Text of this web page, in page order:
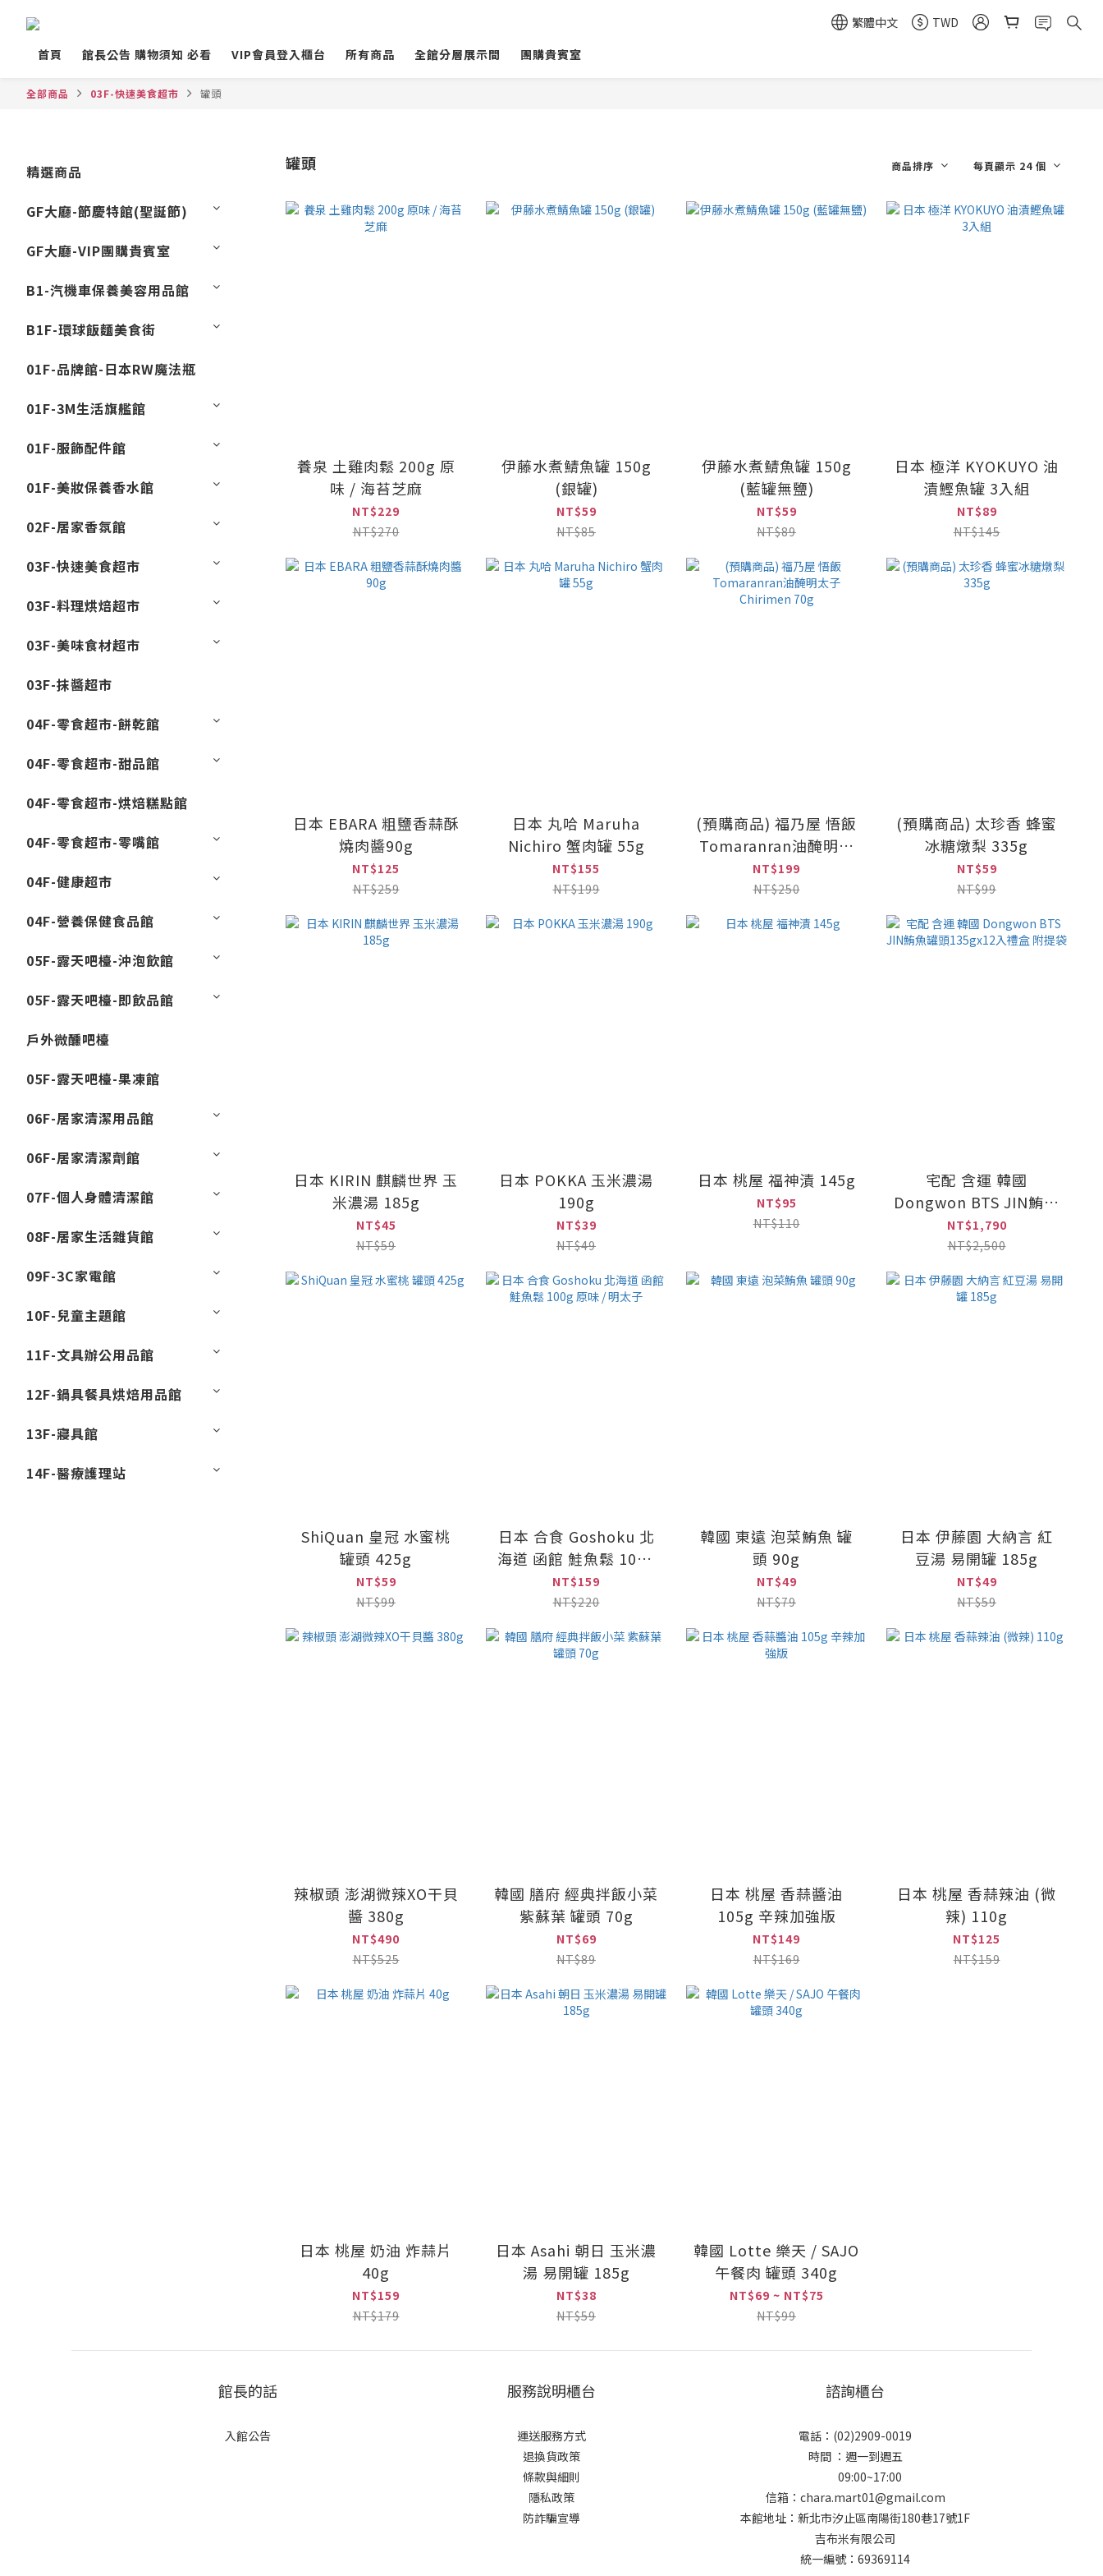
繁體中文
TWD
首頁
館長公告 購物須知 必看 VIP會員登入櫃台 所有商品 全館分層展示間 團購貴賓室
全部商品 03F-快速美食超市 罐頭
精選商品
GF大廳-節慶特館(聖誕節)
GF大廳-VIP團購貴賓室
B1-汽機車保養美容用品館
B1F-環球飯麵美食街
01F-品牌館-日本RW魔法瓶
01F-3M生活旗艦館
01F-服飾配件館
01F-美妝保養香水館
02F-居家香氛館
03F-快速美食超市
03F-料理烘焙超市
03F-美味食材超市
03F-抹醬超市
04F-零食超市-餅乾館
04F-零食超市-甜品館
04F-零食超市-烘焙糕點館
04F-零食超市-零嘴館
04F-健康超市
04F-營養保健食品館
05F-露天吧檯-沖泡飲館
05F-露天吧檯-即飲品館
戶外微醺吧檯
05F-露天吧檯-果凍館
06F-居家清潔用品館
06F-居家清潔劑館
07F-個人身體清潔館
08F-居家生活雜貨館
09F-3C家電館
10F-兒童主題館
11F-文具辦公用品館
12F-鍋具餐具烘焙用品館
13F-寢具館
14F-醫療護理站
罐頭 商品排序 每頁顯示 24 個
養泉 土雞肉鬆 200g 原
味 / 海苔芝麻
NT$229
NT$270
伊藤水煮鯖魚罐 150g
(銀罐)
NT$59
NT$85
伊藤水煮鯖魚罐 150g
(藍罐無鹽)
NT$59
NT$89
日本 極洋 KYOKUYO 油
漬鰹魚罐 3入組
NT$89
NT$145
日本 EBARA 粗鹽香蒜酥
燒肉醬90g
NT$125
NT$259
日本 丸哈 Maruha
Nichiro 蟹肉罐 55g
NT$155
NT$199
(預購商品) 福乃屋 悟飯
Tomaranran油醃明太
子 Chirimen 70g
NT$199
NT$250
(預購商品) 太珍香 蜂蜜
冰糖燉梨 335g
NT$59
NT$99
日本 KIRIN 麒麟世界 玉
米濃湯 185g
NT$45
NT$59
日本 POKKA 玉米濃湯
190g
NT$39
NT$49
日本 桃屋 福神漬 145g
NT$95
NT$110
宅配 含運 韓國
Dongwon BTS JIN鮪魚
罐頭135gx12入禮盒 附
提袋
NT$1,790
NT$2,500
ShiQuan 皇冠 水蜜桃
罐頭 425g
NT$59
NT$99
日本 合食 Goshoku 北
海道 函館 鮭魚鬆 100g
原味 / 明太子
NT$159
NT$220
韓國 東遠 泡菜鮪魚 罐
頭 90g
NT$49
NT$79
日本 伊藤園 大納言 紅
豆湯 易開罐 185g
NT$49
NT$59
辣椒頭 澎湖微辣XO干貝
醬 380g
NT$490
NT$525
韓國 膳府 經典拌飯小菜
紫蘇葉 罐頭 70g
NT$69
NT$89
日本 桃屋 香蒜醬油
105g 辛辣加強版
NT$149
NT$169
日本 桃屋 香蒜辣油 (微
辣) 110g
NT$125
NT$159
日本 桃屋 奶油 炸蒜片
40g
NT$159
NT$179
日本 Asahi 朝日 玉米濃
湯 易開罐 185g
NT$38
NT$59
韓國 Lotte 樂天 / SAJO
午餐肉 罐頭 340g
NT$69 ~ NT$75
NT$99
館長的話
入館公告
服務說明櫃台
運送服務方式
退換貨政策
條款與細則
隱私政策
防詐騙宣導
諮詢櫃台
電話：(02)2909-0019
時間 ：週一到週五
09:00~17:00
信箱：chara.mart01@gmail.com
本館地址：新北市汐止區南陽街180巷17號1F
吉布米有限公司
統一編號：69369114